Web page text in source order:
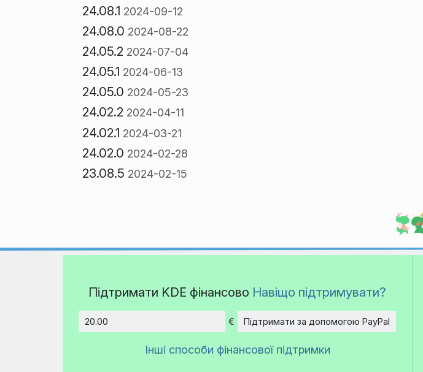
24.08.1 2024-09-12
24.08.0 2024-08-22
24.05.2 2024-07-04
24.05.1 2024-06-13
24.05.0 2024-05-23
24.02.2 2024-04-11
24.02.1 2024-03-21
24.02.0 2024-02-28
23.08.5 2024-02-15
Підтримати KDE фінансово Навіщо підтримувати?
Сума
€ Підтримати за допомогою PayPal
Інші способи фінансової підтримки